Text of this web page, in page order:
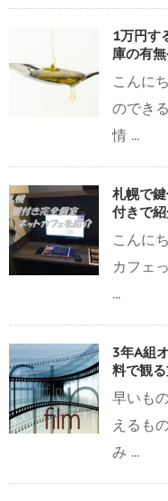
1万円す
庫の有
こんに
のでき
情 ...
札幌で
付きで紹
こんに
カフェ
...
3年A組
料で観る
早いも
えるも
み ...